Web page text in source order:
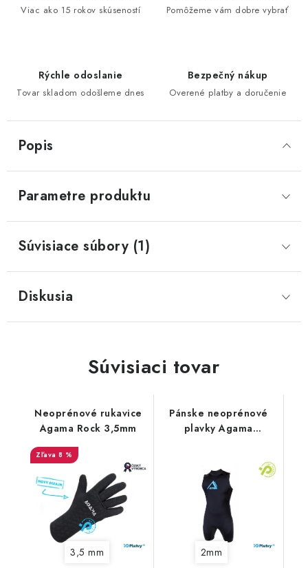
Viac ako 15 rokov skúseností Pomôžeme vám dobre vybrať
Rýchle odoslanie
Tovar skladom odošleme dnes
Bezpečný nákup
Overené platby a doručenie
Popis
Parametre produktu
Súvisiace súbory (1)
Diskusia
Súvisiaci tovar
Neoprénové rukavice
Agama Rock 3,5mm
8 %
3,5 mm
Pánske neoprénové
plavky Agama
2mm